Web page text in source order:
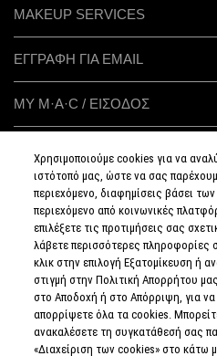
MAKEUP SERVICES
ΕΓΓΡΑΦΗ ΓΙΑ EMAIL
ΜΥ M·A·C / ΕΙΣΟΔΟΣ
ΟΡΟΙ &
ΟΡΟΙ
Χρησιμοποιούμε cookies για να
ιστότοπό μας, ώστε να σας
περιεχόμενο, διαφημίσεις βάσει
περιεχόμενο από κοινωνικές
επιλέξετε τις προτιμήσεις σας
λάβετε περισσότερες πληροφορίες
κλικ στην επιλογή Εξατομίκευση ή
στιγμή στην Πολιτική Απορρήτου
στο Αποδοχή ή στο Απόρριψη, για να
απορρίψετε όλα τα cookies.
ανακαλέσετε τη συγκατάθεσή σας
«Διαχείριση των cookies» στο κάτω